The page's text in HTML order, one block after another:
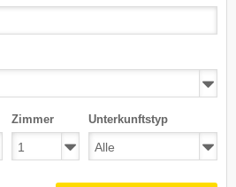
Zimmer Unterkunftstyp